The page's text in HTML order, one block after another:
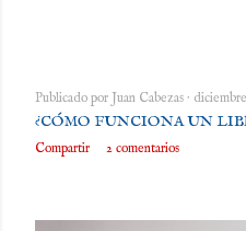
Publicado por Juan Cabezas
¿CÓMO FUNCIONA UN
Compartir 2 comentarios